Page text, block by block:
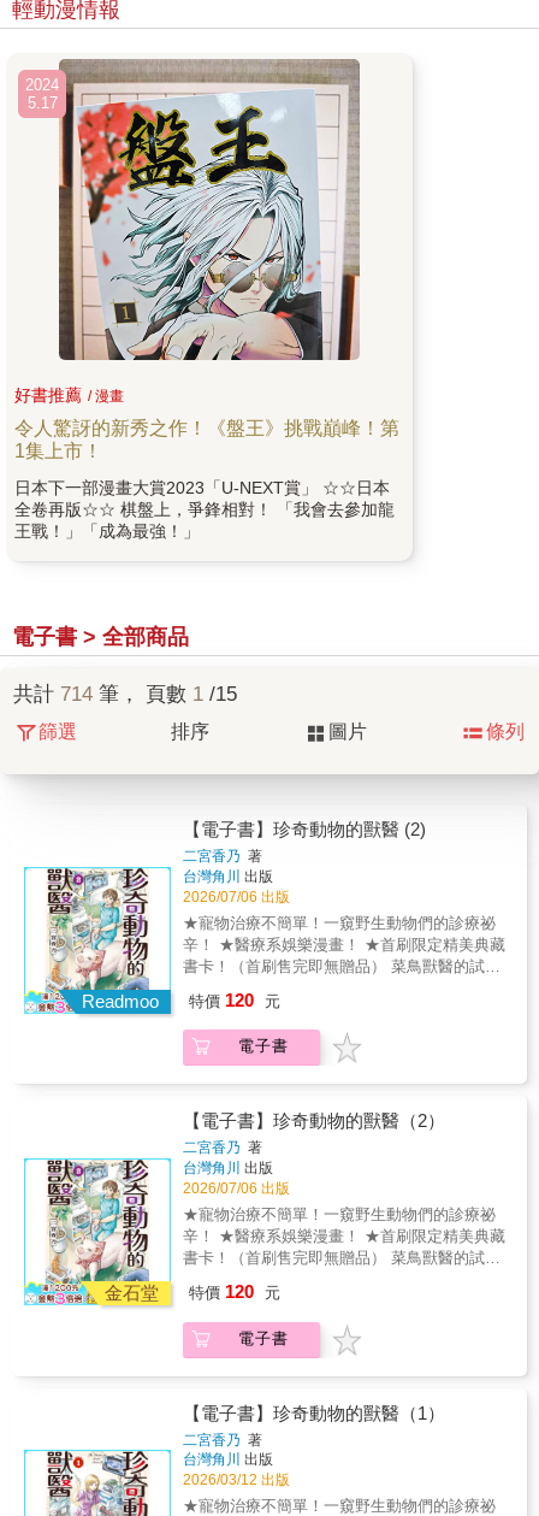
輕動漫情報
2024
5.17
好書推薦 / 漫畫
令人驚訝的新秀之作！《盤王》挑戰巔峰！第
1集上市！
日本下一部漫畫大賞2023「U-NEXT賞」 ☆☆日本
全卷再版☆☆ 棋盤上，爭鋒相對！ 「我會去參加龍
王戰！」「成為最強！」
電子書 > 全部商品
共計 714 筆， 頁數 1 /15
篩選 排序 圖片 條列
Readmoo
【電子書】珍奇動物的獸醫 (2)
二宮香乃 著
台灣角川 出版
2026/07/06 出版
★寵物治療不簡單！一窺野生動物們的診療祕
辛！ ★醫療系娛樂漫畫！ ★首刷限定精美典藏
書卡！（首刷售完即無贈品） 菜鳥獸醫的試煉
動物醫院的神無醫生負責診療的是瀕死的松鼠?
難以治療的動物飼養起來也困難重重!?圍繞在
野生動物的獸醫們持續奮鬥！©Kano Ninomiya
特價 120 元
電子書
金石堂
【電子書】珍奇動物的獸醫（2）
二宮香乃 著
台灣角川 出版
2026/07/06 出版
★寵物治療不簡單！一窺野生動物們的診療祕
辛！ ★醫療系娛樂漫畫！ ★首刷限定精美典藏
書卡！（首刷售完即無贈品） 菜鳥獸醫的試煉
動物醫院的神無醫生負責診療的是瀕死的松鼠?
難以治療的動物飼養起來也困難重重!?圍繞在
野生動物的獸醫們持續奮鬥！©Kano Ninomiya
特價 120 元
電子書
【電子書】珍奇動物的獸醫（1）
二宮香乃 著
台灣角川 出版
2026/03/12 出版
★寵物治療不簡單！一窺野生動物們的診療祕